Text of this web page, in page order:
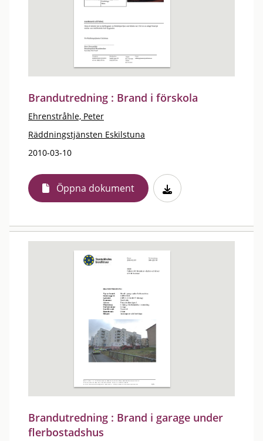
Brandutredning : Brand i förskola
Ehrenstråhle, Peter
Räddningstjänsten Eskilstuna
2010-03-10
Öppna dokument
Brandutredning : Brand i garage under
flerbostadshus